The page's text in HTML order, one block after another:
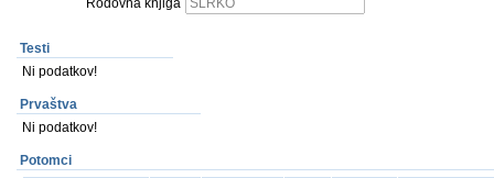
Rodovna knjiga
Testi
Ni podatkov!
Prvaštva
Ni podatkov!
Potomci